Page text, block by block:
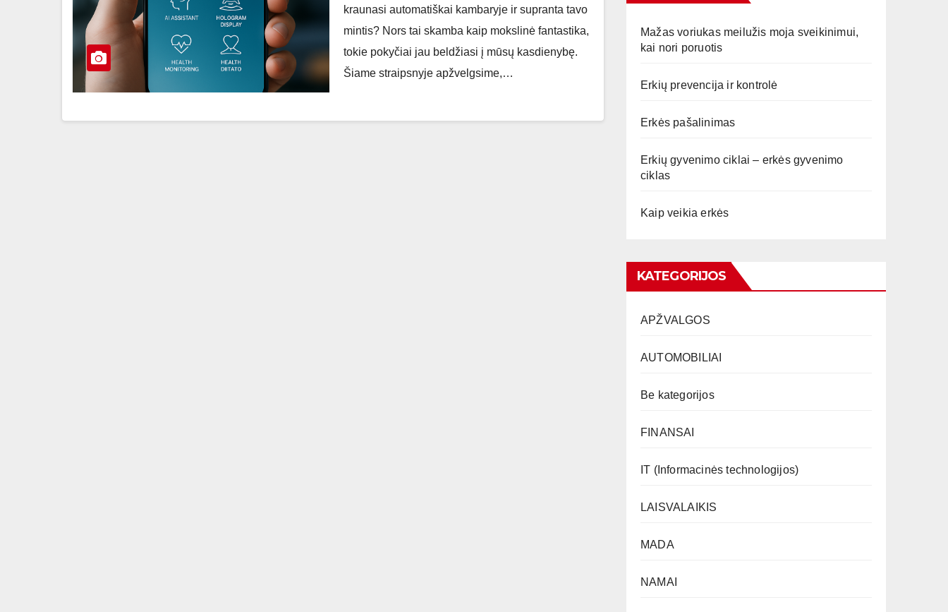
kraunasi automatiškai kambaryje ir supranta tavo
mintis? Nors tai skamba kaip mokslinė fantastika,
tokie pokyčiai jau beldžiasi į mūsų kasdienybę.
Šiame straipsnyje apžvelgsime,…
Mažas voriukas meilužis moja sveikinimui,
kai nori poruotis
Erkių prevencija ir kontrolė
Erkės pašalinimas
Erkių gyvenimo ciklai – erkės gyvenimo
ciklas
Kaip veikia erkės
KATEGORIJOS
APŽVALGOS
AUTOMOBILIAI
Be kategorijos
FINANSAI
IT (Informacinės technologijos)
LAISVALAIKIS
MADA
NAMAI